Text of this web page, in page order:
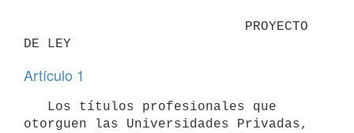
DE LEY
Artículo 1
otorguen las Universidades Privadas,